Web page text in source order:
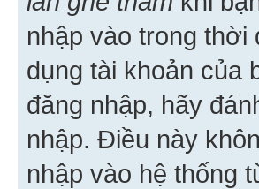
nhập vào trong thời
dụng tài khoản của
đăng nhập, hãy
nhập. Điều này
nhập vào hệ thống